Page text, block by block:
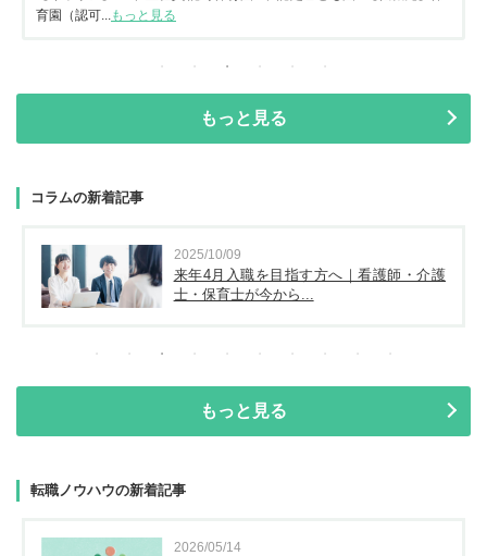
育園（認可...
もっと見る
もっと見る
コラムの新着記事
2025/10/09
来年4月入職を目指す方へ｜看護師・介護
士・保育士が今から...
もっと見る
転職ノウハウの新着記事
2026/05/14